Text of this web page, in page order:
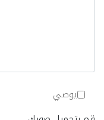
يوصي